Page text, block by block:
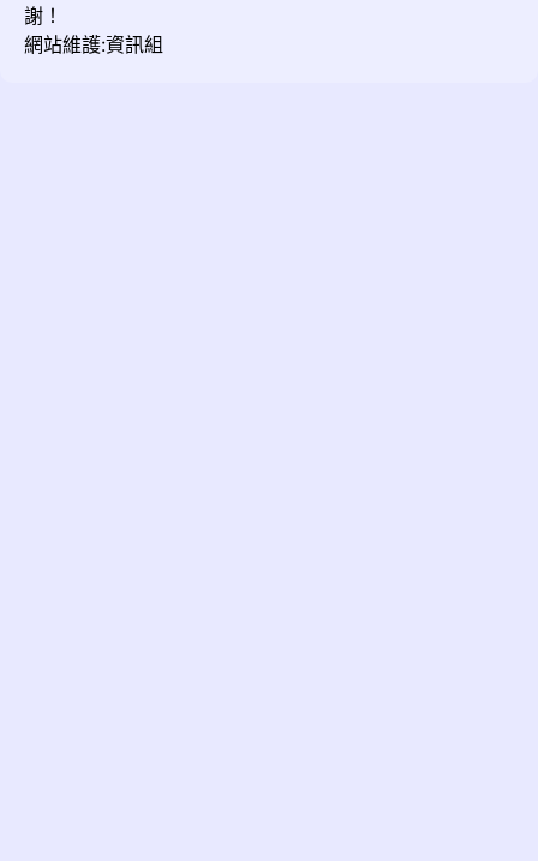
謝！
網站維護:資訊組